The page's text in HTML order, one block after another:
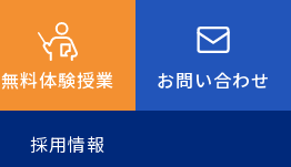
無料体験授業 お問い合わせ
採用情報